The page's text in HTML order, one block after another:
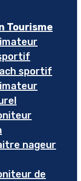
Tourisme
sportif
nageur
de